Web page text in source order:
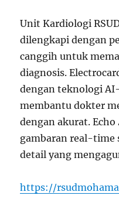
Unit Kardiologi
dilengkapi dengan
canggih untuk
diagnosis.
dengan teknologi
membantu dokter
dengan akurat.
gambaran real-
detail yang
https://